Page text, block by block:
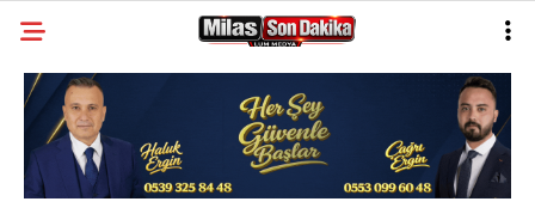
22.1
GALERİ YAZARLAR
MILAS